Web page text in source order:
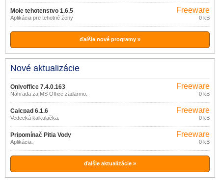
Moje tehotenstvo 1.6.5
Aplikácia pre tehotné ženy
Freeware
0 kB
ďalšie nové programy »
Nové aktualizácie
Onlyoffice 7.4.0.163
Náhrada za MS Office zadarmo.
Freeware
0 kB
Calcpad 6.1.6
Vedecká kalkulačka.
Freeware
0 kB
Pripomínač Pitia Vody
Aplikácia.
Freeware
0 kB
ďalšie aktualizácie »